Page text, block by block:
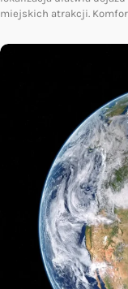
miejskich atrakcji.